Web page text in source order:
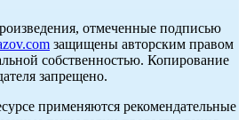
отмеченные подписью
защищены авторским правом
собственностью. Копирование
запрещено.
применяются рекомендательные